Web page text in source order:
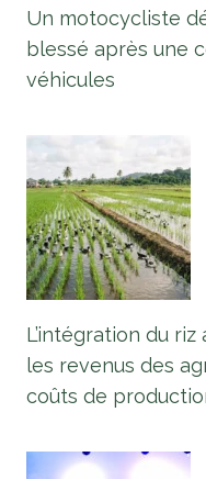
Un motocycliste
blessé après une
véhicules
L’intégration du
les revenus des
coûts de